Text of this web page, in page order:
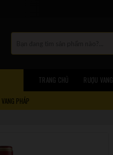
TRANG CHỦ RƯỢU VANG
VANG PHÁP